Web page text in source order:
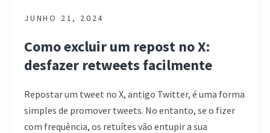
JUNHO 21, 2024
Como excluir um repost no X:
desfazer retweets facilmente
Repostar um tweet no X, antigo Twitter, é uma forma
simples de promover tweets. No entanto, se o fizer
com frequência, os retuítes vão entupir a sua